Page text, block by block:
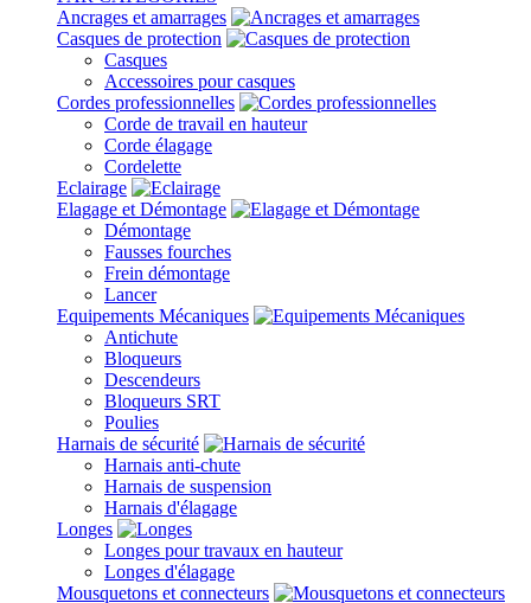
Ancrages et amarrages
Casques de protection
Casques
Accessoires pour casques
Cordes professionnelles
Corde de travail en hauteur
Corde élagage
Cordelette
Eclairage
Elagage et Démontage
Démontage
Fausses fourches
Frein démontage
Lancer
Equipements Mécaniques
Antichute
Bloqueurs
Descendeurs
Bloqueurs SRT
Poulies
Harnais de sécurité
Harnais anti-chute
Harnais de suspension
Harnais d'élagage
Longes
Longes pour travaux en hauteur
Longes d'élagage
Mousquetons et connecteurs